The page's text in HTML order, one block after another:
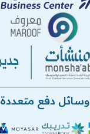
وسائل دفع متعددة